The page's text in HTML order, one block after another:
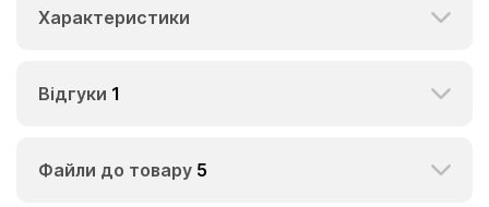
Характеристики
Відгуки 1
Файли до товару 5